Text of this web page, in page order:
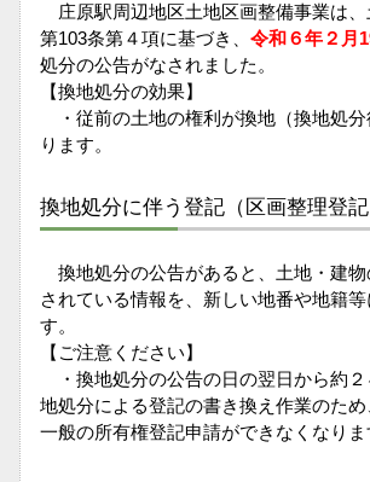
庄原駅周辺地区土地区画整備事業は
第103条第４項に基づき、 令和６年２月
処分の公告がなされました。
【換地処分の効果】
・従前の土地の権利が換地（換地処分
ります。
換地処分に伴う登記（区画整理登
換地処分の公告があると、土地・建
されている情報を、新しい地番や地籍等
す。
【ご注意ください】
・換地処分の公告の日の翌日から約
地処分による登記の書き換え作業のた
一般の所有権登記申請ができなくなりま